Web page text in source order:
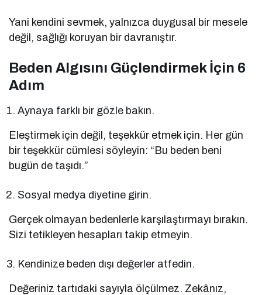
Yani kendini sevmek, yalnızca duygusal bir mesele
değil, sağlığı koruyan bir davranıştır.
Beden Algısını Güçlendirmek İçin 6
Adım
Aynaya farklı bir gözle bakın.
Eleştirmek için değil, teşekkür etmek için. Her gün
bir teşekkür cümlesi söyleyin: “Bu beden beni
bugün de taşıdı.”
Sosyal medya diyetine girin.
Gerçek olmayan bedenlerle karşılaştırmayı bırakın.
Sizi tetikleyen hesapları takip etmeyin.
Kendinize beden dışı değerler atfedin.
Değeriniz tartıdaki sayıyla ölçülmez. Zekânız,